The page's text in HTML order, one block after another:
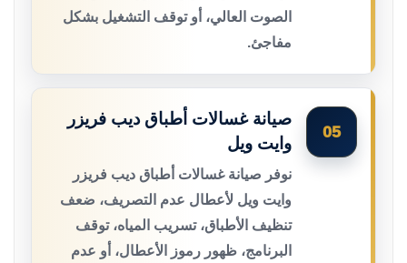
الصوت العالي، أو توقف التشغيل بشكل
مفاجئ.
05
صيانة غسالات أطباق ديب فريزر
وايت ويل
نوفر صيانة غسالات أطباق ديب فريزر
وايت ويل لأعطال عدم التصريف، ضعف
تنظيف الأطباق، تسريب المياه، توقف
البرنامج، ظهور رموز الأعطال، أو عدم